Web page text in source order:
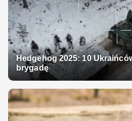
Hedgehog 2025: 10
brygadę